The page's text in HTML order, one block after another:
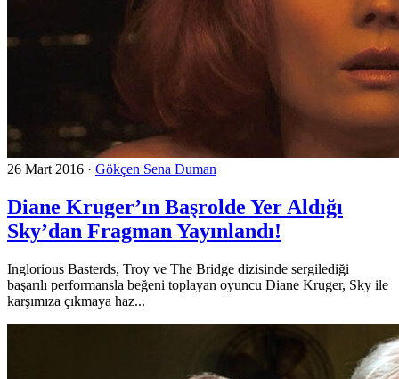
26 Mart 2016 · Gökçen Sena Duman
Diane Kruger’ın Başrolde Yer Aldığı
Sky’dan Fragman Yayınlandı!
Inglorious Basterds, Troy ve The Bridge dizisinde sergilediği
başarılı performansla beğeni toplayan oyuncu Diane Kruger, Sky ile
karşımıza çıkmaya haz...